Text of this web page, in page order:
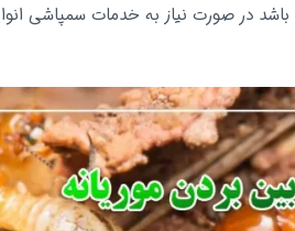
در صورت نیاز به خدمات سمپاشی